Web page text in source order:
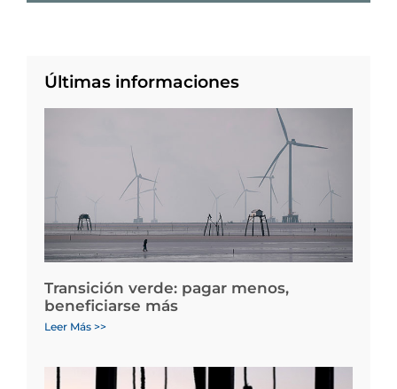
Últimas informaciones
Transición verde: pagar menos,
beneficiarse más
Leer Más >>